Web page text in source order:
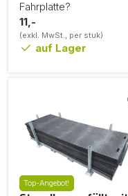
Fahrplatte?
11,-
(exkl. MwSt., per stuk)
auf Lager
Top-Angebot!